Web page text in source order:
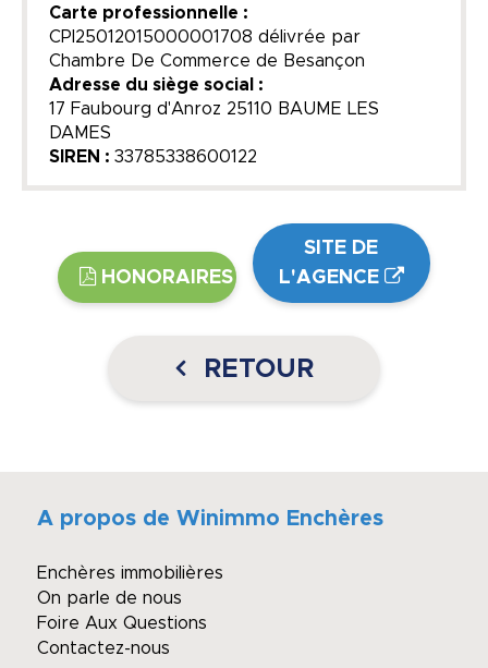
Carte professionnelle :
CPI25012015000001708 délivrée par
Chambre De Commerce de Besançon
Adresse du siège social :
17 Faubourg d'Anroz 25110 BAUME LES
DAMES
SIREN : 33785338600122
HONORAIRES
SITE DE
L'AGENCE
RETOUR
A propos de Winimmo Enchères
Enchères immobilières
On parle de nous
Foire Aux Questions
Contactez-nous